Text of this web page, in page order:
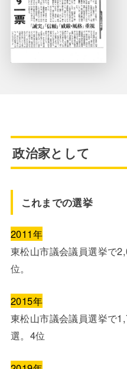
政治家として
これまでの選挙
2011年
東松山市議会議員選挙で
位。
2015年
東松山市議会議員選挙で
選。4位